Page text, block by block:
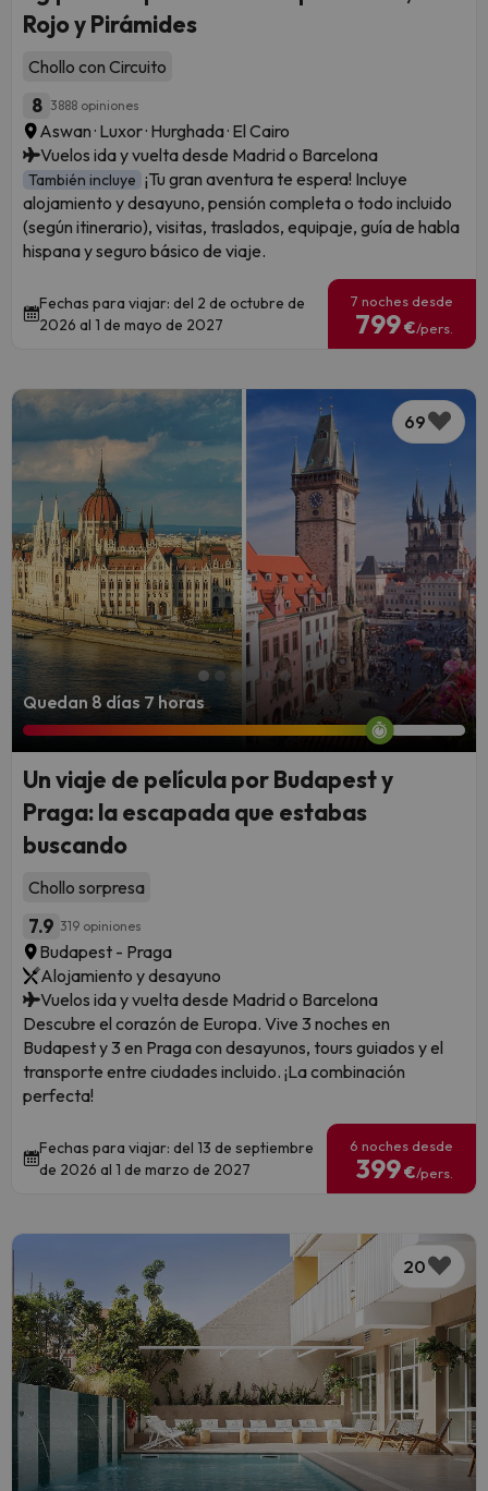
Rojo y Pirámides
Chollo con Circuito
8 3888 opiniones
Aswan · Luxor · Hurghada · El Cairo
Vuelos ida y vuelta desde Madrid o Barcelona
También incluye ¡Tu gran aventura te espera! Incluye
alojamiento y desayuno, pensión completa o todo incluido
(según itinerario), visitas, traslados, equipaje, guía de habla
hispana y seguro básico de viaje.
Fechas para viajar: del 2 de octubre de
2026 al 1 de mayo de 2027
7 noches desde
799€/pers.
69
Quedan 8 días 7 horas
Un viaje de película por Budapest y
Praga: la escapada que estabas
buscando
Chollo sorpresa
7.9 319 opiniones
Budapest - Praga
Alojamiento y desayuno
Vuelos ida y vuelta desde Madrid o Barcelona
Descubre el corazón de Europa. Vive 3 noches en
Budapest y 3 en Praga con desayunos, tours guiados y el
transporte entre ciudades incluido. ¡La combinación
perfecta!
Fechas para viajar: del 13 de septiembre
de 2026 al 1 de marzo de 2027
6 noches desde
399€/pers.
20